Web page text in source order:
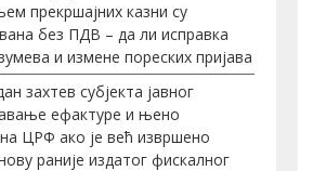
прекршајних казни су
без ПДВ – да ли исправка
и измене пореских пријава
захтев субјекта јавног
ефактуре и њено
ЦРФ ако је већ извршено
раније издатог фискалног